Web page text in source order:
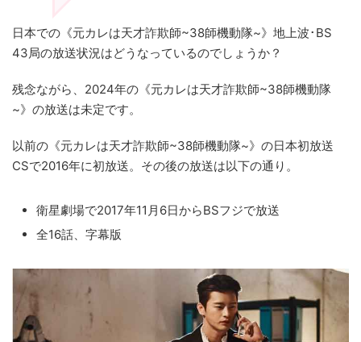
日本での《元カレは天才詐欺師~38師機動隊~》地上波･BS
43局の放送状況はどうなっているのでしょうか？
残念ながら、2024年の《元カレは天才詐欺師~38師機動隊
~》の放送は未定です。
以前の《元カレは天才詐欺師~38師機動隊~》の日本初放送
CSで2016年に初放送。その後の放送は以下の通り。
衛星劇場で2017年11月6日からBSフジで放送
全16話、字幕版